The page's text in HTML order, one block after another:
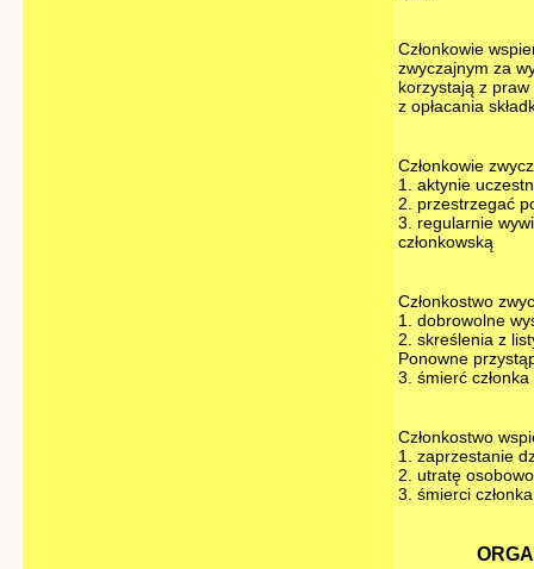
Członkowie
zwyczajnym za
korzystają z praw
z opłacania
Członkowie
1. aktynie
2. przestrzegać
3. regularnie
członkowską
Członkostwo
1. dobrowolne
2. skreślenia z
Ponowne
3. śmierć członka
Członkostwo
1. zaprzestanie
2. utratę
3. śmierci